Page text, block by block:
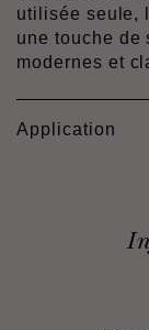
utilisée seule,
une touche de
modernes et
Application